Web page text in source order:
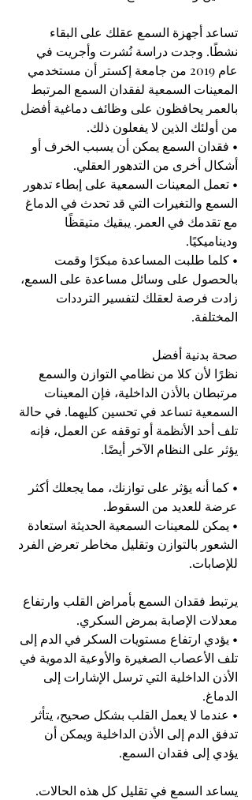
تساعد أجهزة السمع عقلك على البقاء
نشطًا. وجدت دراسة نُشرت وأجريت في
عام 2019 من جامعة إكستر أن مستخدمي
المعينات السمعية لفقدان السمع المرتبط
بالعمر يحافظون على وظائف دماغية أفضل
من أولئك الذين لا يفعلون ذلك.
• فقدان السمع يمكن أن يسبب الخرف أو
أشكال أخرى من التدهور العقلي.
• تعمل المعينات السمعية على إبطاء تدهور
السمع والتغيرات التي قد تحدث في الدماغ
مع تقدمك في العمر. يبقيك متيقظًا
وديناميكيًا.
• كلما طلبت المساعدة مبكرًا وقمت
بالحصول على وسائل مساعدة على السمع،
زادت فرصة لعقلك لتفسير الترددات
المختلفة.
صحة بدنية أفضل
نظرًا لأن كلا من نظامي التوازن والسمع
مرتبطان بالأذن الداخلية، فإن المعينات
السمعية تساعد في تحسين كليهما. في حالة
تلف أحد الأنظمة أو توقفه عن العمل، فإنه
يؤثر على النظام الآخر أيضًا.
• كما أنه يؤثر على توازنك، مما يجعلك أكثر
عرضة للعديد من السقوط.
• يمكن للمعينات السمعية الحديثة استعادة
الشعور بالتوازن وتقليل مخاطر تعرض الفرد
للإصابات.
يرتبط فقدان السمع بأمراض القلب وارتفاع
معدلات الإصابة بمرض السكري.
• يؤدي ارتفاع مستويات السكر في الدم إلى
تلف الأعصاب الصغيرة والأوعية الدموية في
الأذن الداخلية التي ترسل الإشارات إلى
الدماغ.
• عندما لا يعمل القلب بشكل صحيح، يتأثر
تدفق الدم إلى الأذن الداخلية ويمكن أن
يؤدي إلى فقدان السمع.
يساعد السمع في تقليل كل هذه الحالات.